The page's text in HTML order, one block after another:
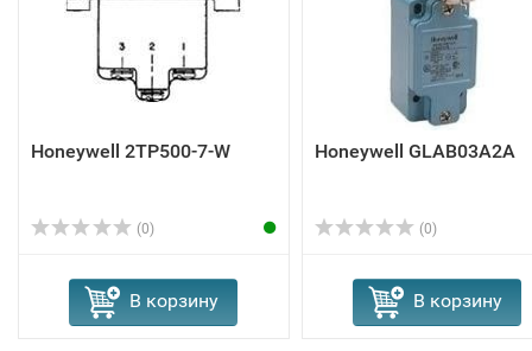
Honeywell 2TP500-7-W
(0)
В корзину
Honeywell GLAB03A2A
(0)
В корзину